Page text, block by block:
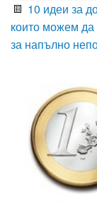
10 идеи за
които можем
за напълно